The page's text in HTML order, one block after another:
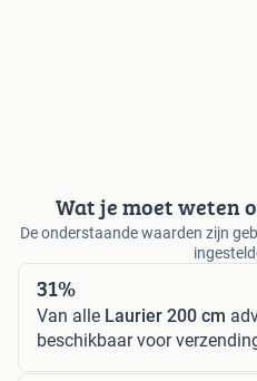
Wat je moet weten
De onderstaande waarden zijn
31%
Van alle Laurier 200 cm
beschikbaar voor